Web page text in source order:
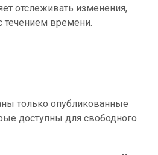
отслеживать изменения,
течением времени.
только опубликованные
доступны для свободного